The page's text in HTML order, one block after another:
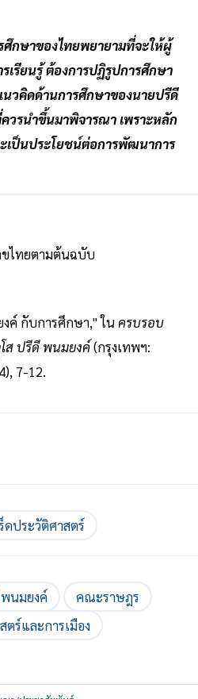
กษาของไทยพยายามที่จะให้ผู้
เรียนรู้ ต้องการปฏิรูปการศึกษา
นวคิดด้านการศึกษาของนายปรีดี
วรนำขึ้นมาพิจารณา เพราะหลัก
เป็นประโยชน์ต่อการพัฒนาการ
ขไทยตามต้นฉบับ
ค์ กับการศึกษา," ใน ครบรอบ
ส ปรีดี พนมยงค์(กรุงเทพฯ:
7-12.
ดประวัติศาสตร์
นมยงค์
คณะราษฎร
ตร์และการเมือง